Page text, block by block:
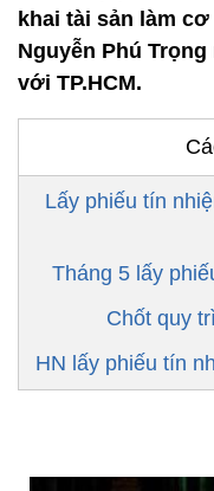
khai tài sản làm
Nguyễn Phú
với TP.HCM.
Lấy phiếu tín
Tháng 5 lấy
Chốt quy
HN lấy phiếu tín